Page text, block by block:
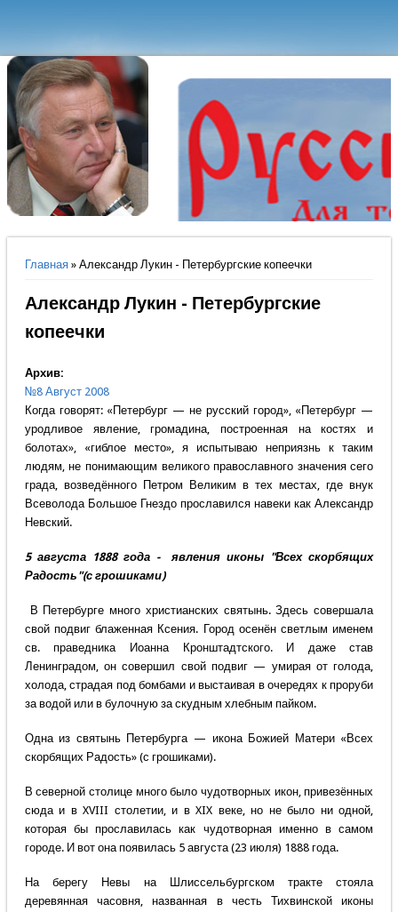
Вы здесь
Главная» Александр Лукин - Петербургские копеечки
Александр Лукин - Петербургские
копеечки
Архив:
№8 Август 2008
Когда говорят: «Петербург — не русский город», «Петербург —
уродливое явление, громадина, построенная на костях и
болотах», «гиблое место», я испытываю неприязнь к таким
людям, не понимающим великого православного значения сего
града, возведённого Петром Великим в тех местах, где внук
Всеволода Большое Гнездо прославился навеки как Александр
Невский.
5 августа 1888 года - явления иконы "Всех скорбящих
Радость"(с грошиками)
В Петербурге много христианских святынь. Здесь совершала
свой подвиг блаженная Ксения. Город осенён светлым именем
св. праведника Иоанна Кронштадтского. И даже став
Ленинградом, он совершил свой подвиг — умирая от голода,
холода, страдая под бомбами и выстаивая в очередях к проруби
за водой или в булочную за скудным хлебным пайком.
Одна из святынь Петербурга — икона Божией Матери «Всех
скорбящих Радость» (с грошиками).
В северной столице много было чудотворных икон, привезённых
сюда и в XVIII столетии, и в XIX веке, но не было ни одной,
которая бы прославилась как чудотворная именно в самом
городе. И вот она появилась 5 августа (23 июля) 1888 года.
На берегу Невы на Шлиссельбургском тракте стояла
деревянная часовня, названная в честь Тихвинской иконы